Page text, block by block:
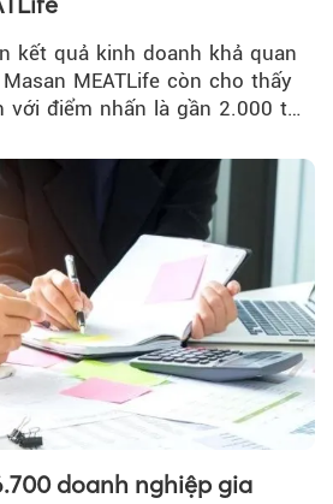
kết quả kinh doanh khả quan
MEATLife còn cho thấy
với điểm nhấn là gần 2.000 tỷ
doanh nghiệp gia